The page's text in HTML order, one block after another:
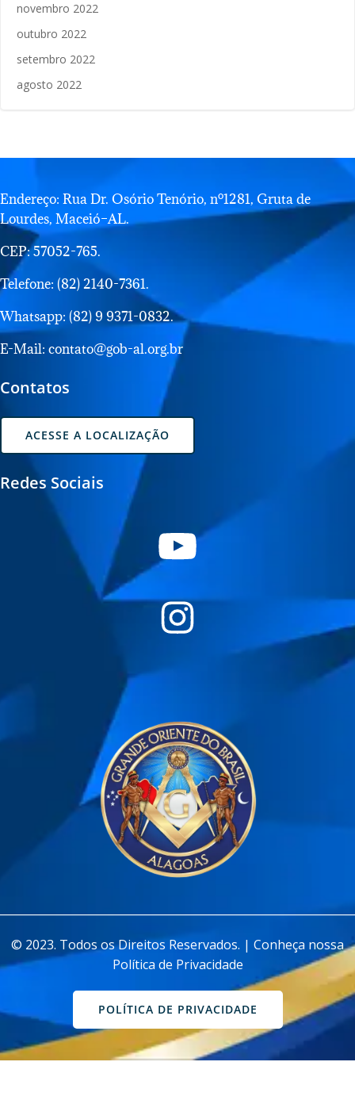
novembro 2022
outubro 2022
setembro 2022
agosto 2022
Endereço: Rua Dr. Osório Tenório, nº1281, Gruta de
Lourdes, Maceió–AL.
CEP: 57052-765.
Telefone: (82) 2140-7361.
Whatsapp: (82) 9 9371-0832.
E-Mail: contato@gob-al.org.br
Contatos
ACESSE A LOCALIZAÇÃO
Redes Sociais
© 2023. Todos os Direitos Reservados. | Conheça nossa
Política de Privacidade
POLÍTICA DE PRIVACIDADE